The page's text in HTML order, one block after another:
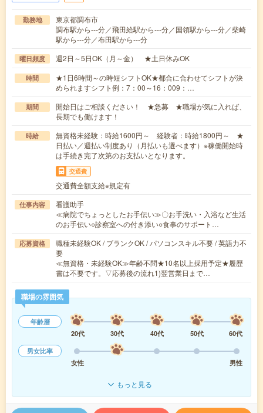
勤務地
東京都調布市
調布駅から---分／飛田給駅から---分／国領駅から---分／柴崎
駅から---分／布田駅から---分
曜日頻度 週2日～5日OK（月～金） ★土日休みOK
時間
★1日6時間～の時短シフトOK★都合に合わせてシフトが決
められますシフト例：7：00～16：009：…
期間
開始日はご相談ください！ ★急募 ★職場が気に入れば、
長期でも働けます！
時給
無資格未経験：時給1600円～ 経験者：時給1800円～ ★
日払い／週払い制度あり（月払いも選べます）※稼働開始時
は手続き完了次第のお支払いとなります。
交通費
交通費全額支給※規定有
仕事内容
看護助手
≪病院でちょっとしたお手伝い≫〇お手洗い・入浴など生活
のお手伝い○診察室への付き添い○食事のサポート…
応募資格
職種未経験OK / ブランクOK / パソコンスキル不要 / 英語力不
要
≪無資格・未経験OK≫年齢不問★10名以上採用予定★履歴
書は不要です。▽応募後の流れ1)翌営業日まで…
職場の雰囲気
年齢層
20代
30代 40代 50代
60代
男女比率
女性
男性
もっと見る